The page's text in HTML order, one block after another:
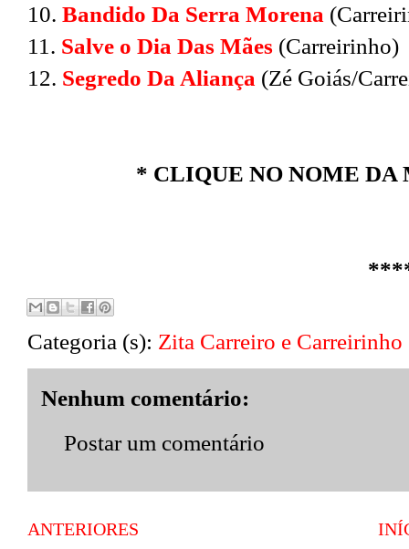
10. Bandido Da Serra Morena
11. Salve o Dia Das Mães (Carreirinho)
12. Segredo Da Aliança (Zé Goiás/
* CLIQUE NO NOME DA
Categoria (s): Zita Carreiro e Carreirinho
Nenhum comentário:
Postar um comentário
ANTERIORES